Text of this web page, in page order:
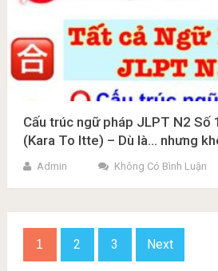
Cấu trúc ngữ pháp JLPT N2 Số
(Kara To Itte) – Dù là… nhưng
Admin Không Có Bình Luận
Phân
trang
bài
1 2 3 Next